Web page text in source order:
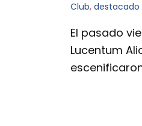
Club, destacado
El pasado
Lucentum